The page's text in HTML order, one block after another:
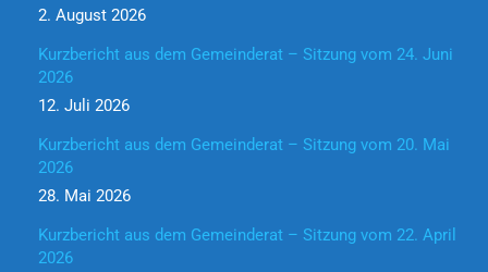
2. August 2026
Kurzbericht aus dem Gemeinderat – Sitzung vom 24. Juni
2026
12. Juli 2026
Kurzbericht aus dem Gemeinderat – Sitzung vom 20. Mai
2026
28. Mai 2026
Kurzbericht aus dem Gemeinderat – Sitzung vom 22. April
2026